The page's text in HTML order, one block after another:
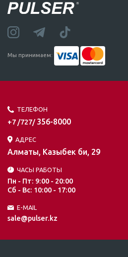
Мы принимаем:
ТЕЛЕФОН
+7 /727/ 356-8000
АДРЕС
Алматы, Казыбек би, 29
ЧАСЫ РАБОТЫ
Пн - Пт: 9:00 - 20:00
Сб - Вс: 10:00 - 17:00
E-MAIL
sale@pulser.kz